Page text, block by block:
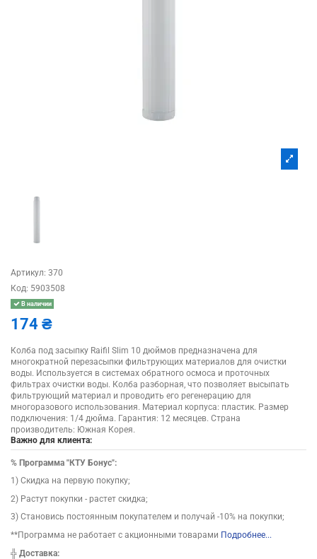
Артикул: 370
Код: 5903508
В наличии
174 ₴
Колба под засыпку Raifil Slim 10 дюймов предназначена для
многократной перезасыпки фильтрующих материалов для очистки
воды. Используется в системах обратного осмоса и проточных
фильтрах очистки воды. Колба разборная, что позволяет высыпать
фильтрующий материал и проводить его регенерацию для
многоразового использования. Материал корпуса: пластик. Размер
подключения: 1/4 дюйма. Гарантия: 12 месяцев. Страна
производитель: Южная Корея.
Важно для клиента:
% Программа "КТУ Бонус":
1) Скидка на первую покупку;
2) Растут покупки - растет скидка;
3) Становись постоянным покупателем и получай -10% на покупки;
**Программа не работает с акционными товарами Подробнее...
╬ Доставка: